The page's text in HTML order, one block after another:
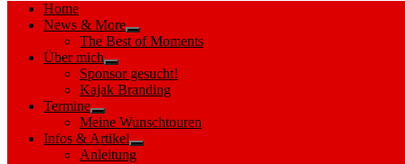
Home
News & More
Show
sub
The Best of Moments
Über mich
Show
sub
menu
Sponsor gesucht!
Kajak Branding
Termine
Show
sub
menu
Meine Wunschtouren
Infos & Artikel
Show
Anleitung